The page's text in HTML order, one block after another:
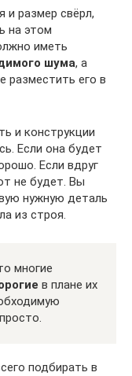
и размер свёрл,
на этом
иметь
шума, а
разместить его в
и конструкции
Если она будет
Если вдруг
не будет. Вы
нужную деталь
из строя.
многие
в плане их
подбирать в